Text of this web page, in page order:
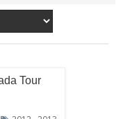
Tour